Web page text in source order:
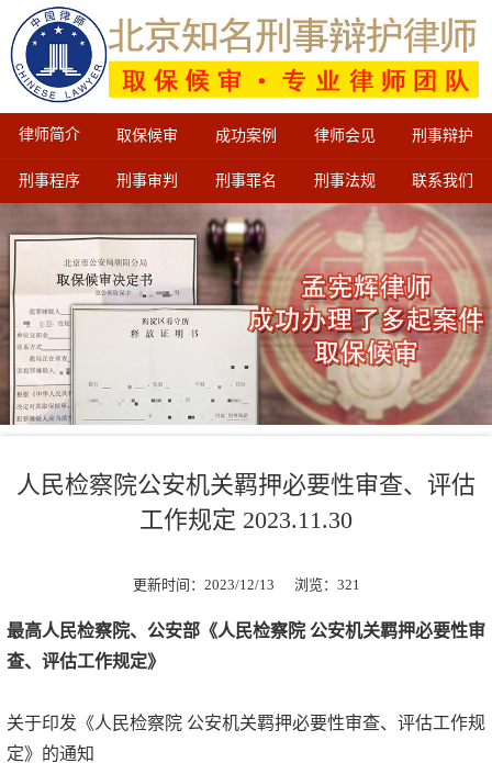
律师简介 取保候审 成功案例 律师会见 刑事辩护
刑事程序 刑事审判 刑事罪名 刑事法规 联系我们
人民检察院公安机关羁押必要性审查、评估
工作规定 2023.11.30
更新时间：2023/12/13 浏览： 321
最高人民检察院、公安部《人民检察院 公安机关羁押必要性审
查、评估工作规定》
关于印发《人民检察院 公安机关羁押必要性审查、评估工作规
定》的通知